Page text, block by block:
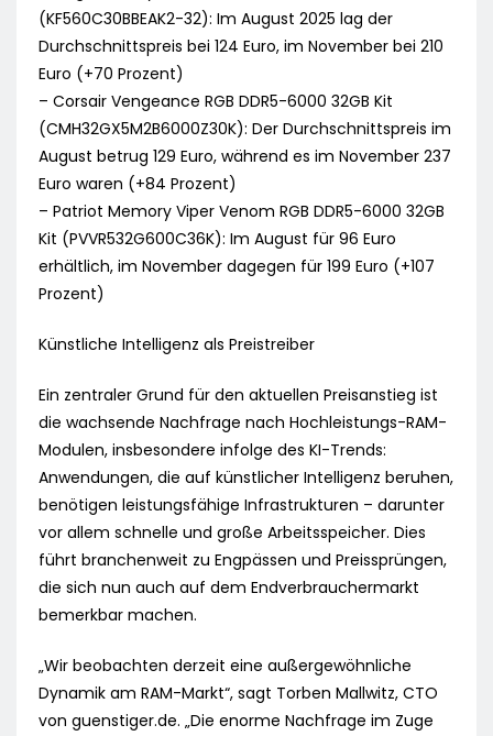
(KF560C30BBEAK2-32): Im August 2025 lag der
Durchschnittspreis bei 124 Euro, im November bei 210
Euro (+70 Prozent)
– Corsair Vengeance RGB DDR5-6000 32GB Kit
(CMH32GX5M2B6000Z30K): Der Durchschnittspreis im
August betrug 129 Euro, während es im November 237
Euro waren (+84 Prozent)
– Patriot Memory Viper Venom RGB DDR5-6000 32GB
Kit (PVVR532G600C36K): Im August für 96 Euro
erhältlich, im November dagegen für 199 Euro (+107
Prozent)
Künstliche Intelligenz als Preistreiber
Ein zentraler Grund für den aktuellen Preisanstieg ist
die wachsende Nachfrage nach Hochleistungs-RAM-
Modulen, insbesondere infolge des KI-Trends:
Anwendungen, die auf künstlicher Intelligenz beruhen,
benötigen leistungsfähige Infrastrukturen – darunter
vor allem schnelle und große Arbeitsspeicher. Dies
führt branchenweit zu Engpässen und Preissprüngen,
die sich nun auch auf dem Endverbrauchermarkt
bemerkbar machen.
„Wir beobachten derzeit eine außergewöhnliche
Dynamik am RAM-Markt“, sagt Torben Mallwitz, CTO
von guenstiger.de. „Die enorme Nachfrage im Zuge